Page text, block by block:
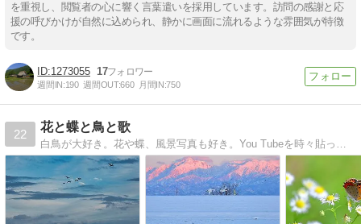
を重視し、閲覧者の心に響く言葉遣いを採用しています。訪問の感謝と応
援の呼びかけが自然に込められ、静かに画面に流れるような雰囲気が特徴
です。
1273055 17
週間IN:190 週間OUT:660 月間IN:750
22
花と蝶と鳥と歌